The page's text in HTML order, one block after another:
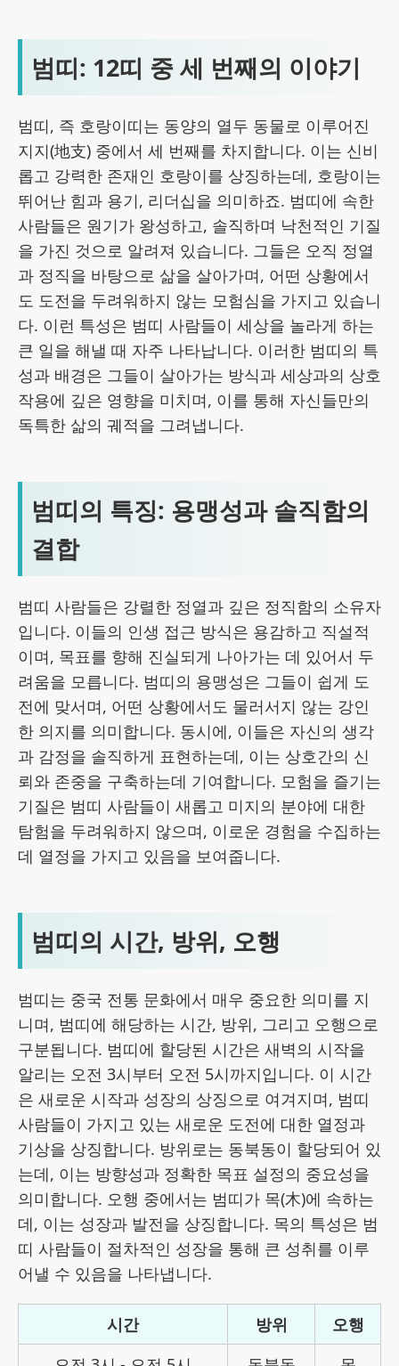
범띠: 12띠 중 세 번째의 이야기
범띠, 즉 호랑이띠는 동양의 열두 동물로 이루어진
지지(地支) 중에서 세 번째를 차지합니다. 이는 신비
롭고 강력한 존재인 호랑이를 상징하는데, 호랑이는
뛰어난 힘과 용기, 리더십을 의미하죠. 범띠에 속한
사람들은 원기가 왕성하고, 솔직하며 낙천적인 기질
을 가진 것으로 알려져 있습니다. 그들은 오직 정열
과 정직을 바탕으로 삶을 살아가며, 어떤 상황에서
도 도전을 두려워하지 않는 모험심을 가지고 있습니
다. 이런 특성은 범띠 사람들이 세상을 놀라게 하는
큰 일을 해낼 때 자주 나타납니다. 이러한 범띠의 특
성과 배경은 그들이 살아가는 방식과 세상과의 상호
작용에 깊은 영향을 미치며, 이를 통해 자신들만의
독특한 삶의 궤적을 그려냅니다.
범띠의 특징: 용맹성과 솔직함의
결합
범띠 사람들은 강렬한 정열과 깊은 정직함의 소유자
입니다. 이들의 인생 접근 방식은 용감하고 직설적
이며, 목표를 향해 진실되게 나아가는 데 있어서 두
려움을 모릅니다. 범띠의 용맹성은 그들이 쉽게 도
전에 맞서며, 어떤 상황에서도 물러서지 않는 강인
한 의지를 의미합니다. 동시에, 이들은 자신의 생각
과 감정을 솔직하게 표현하는데, 이는 상호간의 신
뢰와 존중을 구축하는데 기여합니다. 모험을 즐기는
기질은 범띠 사람들이 새롭고 미지의 분야에 대한
탐험을 두려워하지 않으며, 이로운 경험을 수집하는
데 열정을 가지고 있음을 보여줍니다.
범띠의 시간, 방위, 오행
범띠는 중국 전통 문화에서 매우 중요한 의미를 지
니며, 범띠에 해당하는 시간, 방위, 그리고 오행으로
구분됩니다. 범띠에 할당된 시간은 새벽의 시작을
알리는 오전 3시부터 오전 5시까지입니다. 이 시간
은 새로운 시작과 성장의 상징으로 여겨지며, 범띠
사람들이 가지고 있는 새로운 도전에 대한 열정과
기상을 상징합니다. 방위로는 동북동이 할당되어 있
는데, 이는 방향성과 정확한 목표 설정의 중요성을
의미합니다. 오행 중에서는 범띠가 목(木)에 속하는
데, 이는 성장과 발전을 상징합니다. 목의 특성은 범
띠 사람들이 절차적인 성장을 통해 큰 성취를 이루
어낼 수 있음을 나타냅니다.
시간 방위
오행